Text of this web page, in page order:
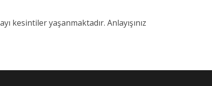
kesintiler yaşanmaktadır. Anlayışınız